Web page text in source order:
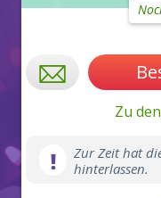
Zu
Zur Zeit hat
hinterlassen.